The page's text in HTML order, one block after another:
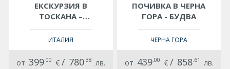
ЕКСКУРЗИЯ В
ТОСКАНА –
СЪРЦЕТО НА
ИТАЛИЯ, СЪС
САМОЛЕТ, НА
БЪЛГАРСКИ ЕЗИК!
ИТАЛИЯ
от 399.00 €/ 780.38 лв.
ПОЧИВКА В ЧЕРНА
ГОРА - БУДВА
ЧЕРНА ГОРА
от 439.00 € / 858.61 лв.